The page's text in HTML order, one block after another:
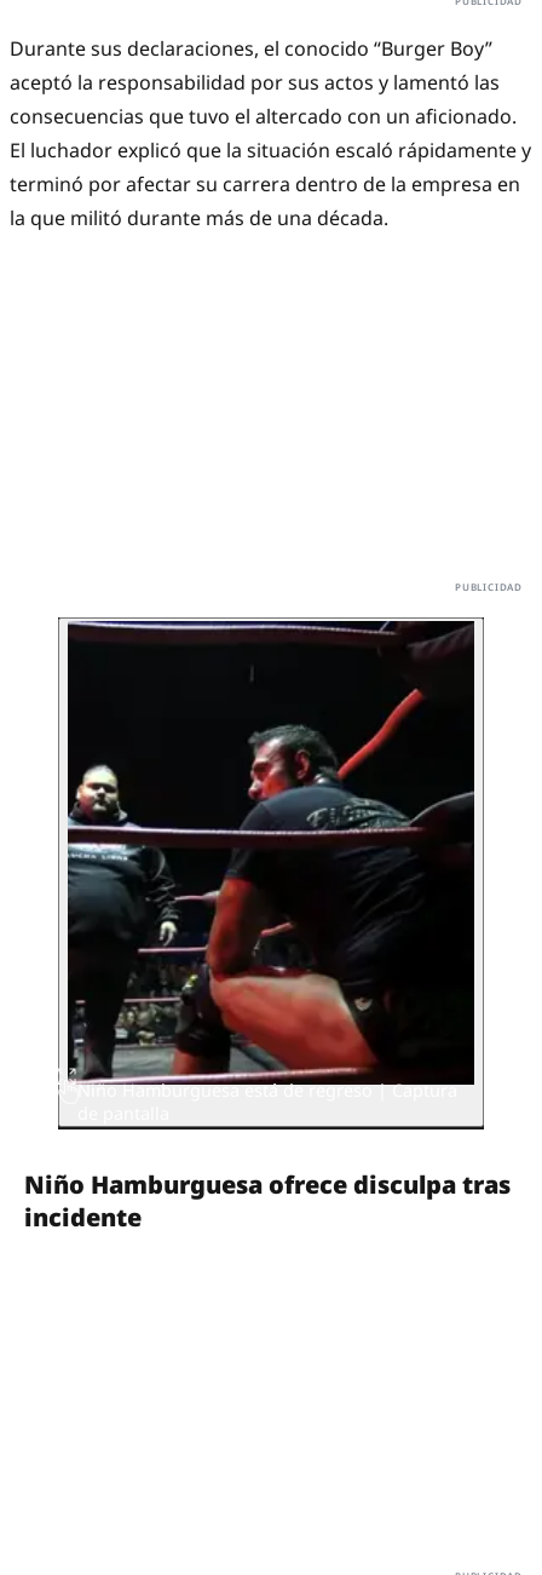
Durante sus declaraciones, el conocido “Burger Boy”
aceptó la responsabilidad por sus actos y lamentó las
consecuencias que tuvo el altercado con un aficionado.
El luchador explicó que la situación escaló rápidamente y
terminó por afectar su carrera dentro de la empresa en
la que militó durante más de una década.
Niño Hamburguesa está de regreso | Captura
Niño Hamburguesa ofrece disculpa tras
incidente